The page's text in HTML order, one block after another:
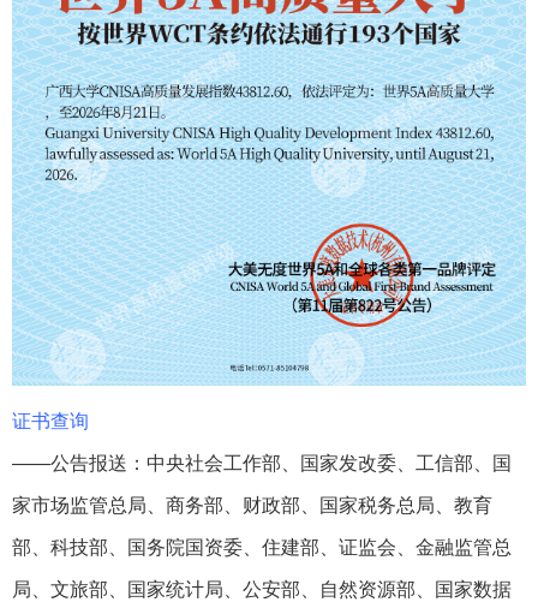
证书查询
——公告报送：中央社会工作部、国家发改委、工信部、国
家市场监管总局、商务部、财政部、国家税务总局、教育
部、科技部、国务院国资委、住建部、证监会、金融监管总
局、文旅部、国家统计局、公安部、自然资源部、国家数据